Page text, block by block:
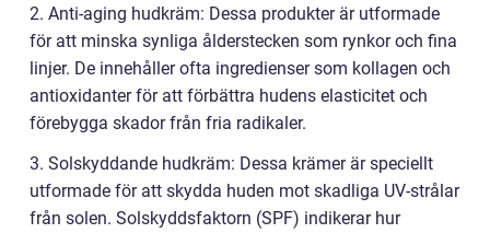
2. Anti-aging hudkräm: Dessa produkter är utformade
för att minska synliga ålderstecken som rynkor och fina
linjer. De innehåller ofta ingredienser som kollagen och
antioxidanter för att förbättra hudens elasticitet och
förebygga skador från fria radikaler.
3. Solskyddande hudkräm: Dessa krämer är speciellt
utformade för att skydda huden mot skadliga UV-strålar
från solen. Solskyddsfaktorn (SPF) indikerar hur